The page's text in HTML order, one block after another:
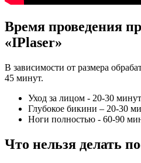
Время проведения
«IPlaser»
В зависимости от размера
45 минут.
Уход за лицом - 20-30
Глубокое бикини – 20-30
Ноги полностью - 60-90
Что нельзя делать